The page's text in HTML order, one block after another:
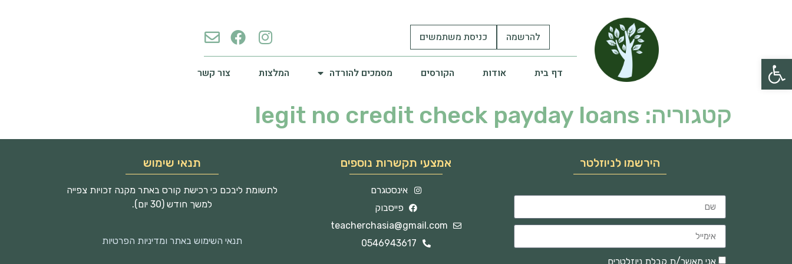
פתח סרגל נגישות
להרשמה כניסת משתמשים
דף בית אודות הקורסים מסמכים להורדה המלצות צור קשר
קטגוריה: legit no credit check payday loans
הירשמו לניוזלטר
אני מאשר/ת קבלת ניוזלטרים
אמצעי תקשרות נוספים
אינסטגרם
פייסבוק
teacherchasia@gmail.com
0546943617
תנאי שימוש
לתשומת ליבכם כי רכישת קורס באתר מקנה זכויות צפייה
למשך חודש (30 יום).
תנאי השימוש באתר ומדיניות הפרטיות